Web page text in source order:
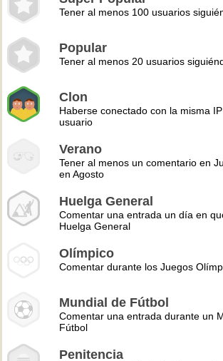
Tener al menos 100 usuarios
Popular
Tener al menos 20 usuarios
Clon
Haberse conectado con la misma
usuario
Verano
Tener al menos un comentario en
en Agosto
Huelga General
Comentar una entrada un día en
Huelga General
Olímpico
Comentar durante los Juegos
Mundial de Fútbol
Comentar una entrada durante un
Fútbol
Penitencia